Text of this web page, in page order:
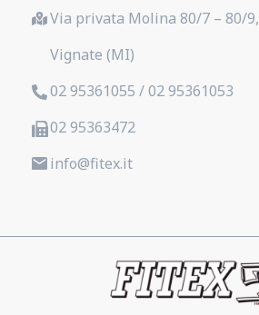
Via privata Molina 80/7 – 80/9,
Vignate (MI)
02 95361055 / 02 95361053
02 95363472
info@fitex.it